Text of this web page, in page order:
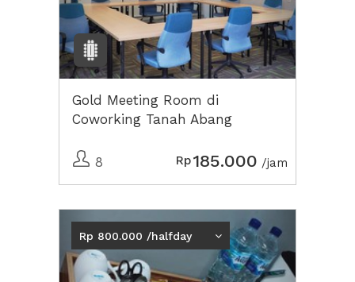
Gold Meeting Room di
Coworking Tanah Abang
8 Rp185.000 /jam
Previous
Rp 800.000 /halfday